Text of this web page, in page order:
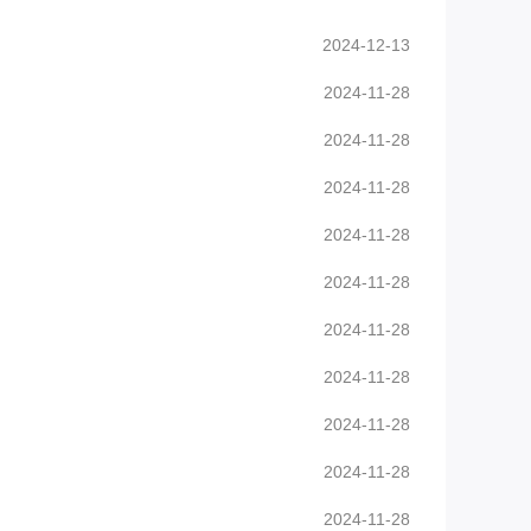
2024-12-13
2024-11-28
2024-11-28
2024-11-28
2024-11-28
2024-11-28
2024-11-28
2024-11-28
2024-11-28
2024-11-28
2024-11-28